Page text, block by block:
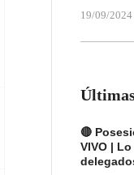
19/09/2024
🔴
VIVO |